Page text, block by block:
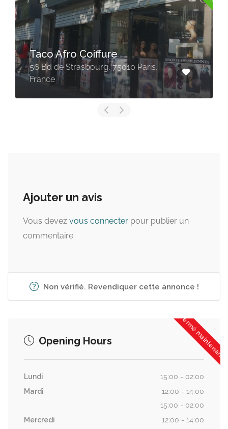
75010 Paris,
Mondial Afro
49 Rue du
Paris, France
Ajouter un avis
Vous devez vous connecter pour publier un
commentaire.
Non vérifié. Revendiquer cette annonce !
Fermé maintenant
Opening Hours
Lundi
15:00 - 02:00
Mardi
12:00 - 14:00
15:00 - 02:00
Mercredi
12:00 - 14:00